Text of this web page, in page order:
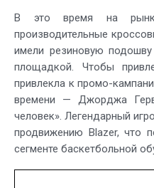
В это время на
производительные
имели резиновую
площадкой. Чтобы
привлекла к промо-
времени — Джорджа
человек». Легендарный
продвижению Blazer, что
сегменте баскетбольной